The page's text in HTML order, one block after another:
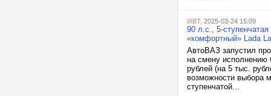
iXBT, 2025-03-24 15:09
90 л.с., 5-
«комфортный» Lada
АвтоВАЗ запустил
на смену исполнению
рублей (на 5 тыс.
возможности выбора
ступенчатой...